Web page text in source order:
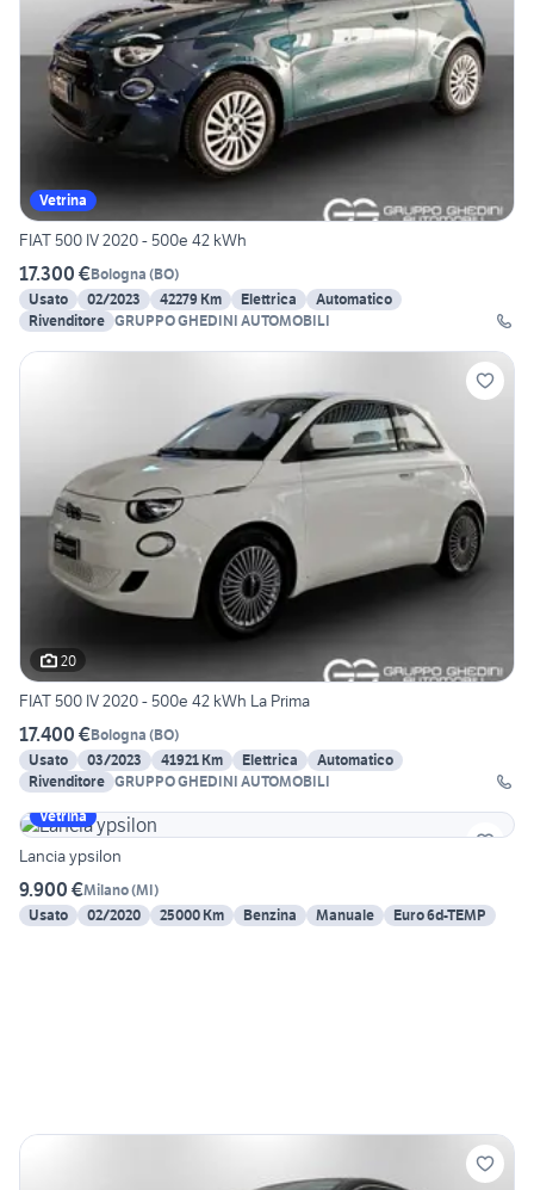
Vetrina
FIAT 500 IV 2020 - 500e 42 kWh
17.300 €Bologna (BO)
Usato
02/2023 42279 Km Elettrica
Automatico
Rivenditore GRUPPO GHEDINI AUTOMOBILI
20
FIAT 500 IV 2020 - 500e 42 kWh La Prima
17.400 €Bologna (BO)
Usato
03/2023 41921 Km Elettrica
Automatico
Rivenditore GRUPPO GHEDINI AUTOMOBILI
Vetrina
Lancia ypsilon
9.900 €Milano(MI)
Usato
02/2020 25000 Km Benzina Manuale Euro 6d-TEMP